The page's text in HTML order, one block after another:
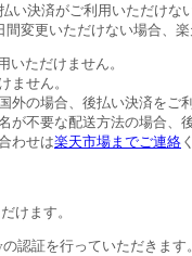
い決済がご利用いただけな
変更いただけない場合、
ただけません。
ません。
の場合、後払い決済をご
不要な配送方法の場合、
わせは楽天市場までご連絡
けます。
認証を行っていただきます。